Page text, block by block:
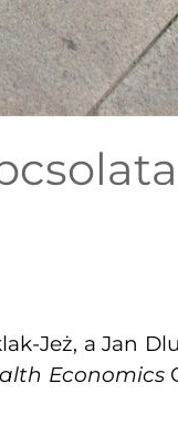
Jeż, a Jan
Economics